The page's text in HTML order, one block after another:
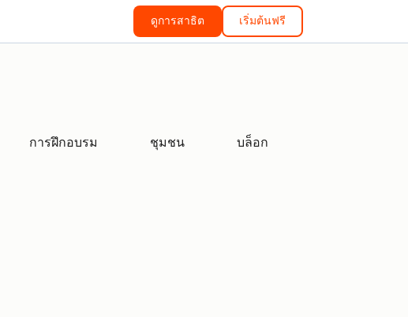
ดูการสาธิต เริ่มต้นฟรี
การฝึกอบรม ชุมชน บล็อก